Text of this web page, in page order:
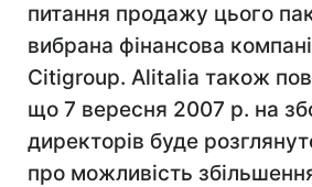
питання продажу цього
вибрана фінансова
Citigroup. Alitalia також
що 7 вересня 2007 р. на
директорів буде
про можливість